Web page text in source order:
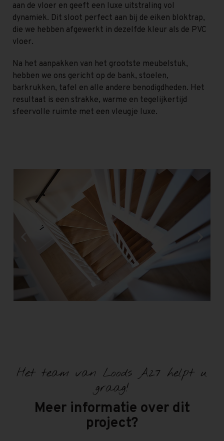
aan de vloer en geeft een luxe uitstraling vol
dynamiek. Dit sloot perfect aan bij de eiken bloktrap,
die we hebben afgewerkt in dezelfde kleur als de PVC
vloer.
Na het aanpakken van het grootste meubelstuk,
hebben we ons gericht op de bank, stoelen,
barkrukken, tafel en alle andere benodigdheden. Het
resultaat is een strakke, warme en tegelijkertijd
sfeervolle ruimte met een vleugje luxe.
Het team van Loods A27 helpt u
graag!
Meer informatie over dit
project?